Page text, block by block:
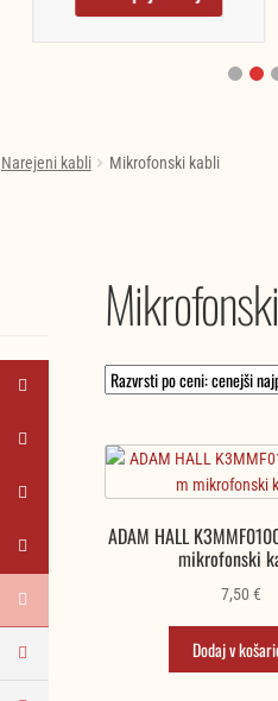
Narejeni kabli Mikrofonski kabli
ADAM HALL
mikrofonski
7,50€
Dodaj v